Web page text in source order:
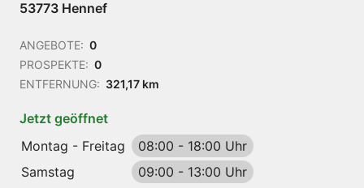
53773 Hennef
ANGEBOTE: 0
PROSPEKTE: 0
ENTFERNUNG: 321,17 km
Jetzt geöffnet
Montag - Freitag
08:00 - 18:00 Uhr
Samstag
09:00 - 13:00 Uhr